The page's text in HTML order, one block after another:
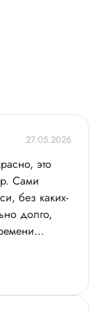
27.05.2026
это
Сами
без каких-
долго,
и
то анализы,